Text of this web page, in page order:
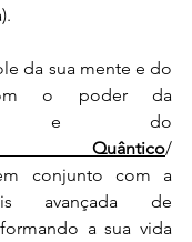
da sua mente e do
conjunto com a
a sua vida